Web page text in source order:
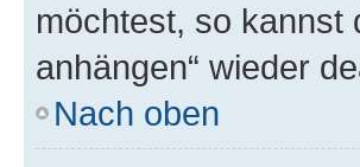
möchtest, so kannst
anhängen“ wieder
Nach oben